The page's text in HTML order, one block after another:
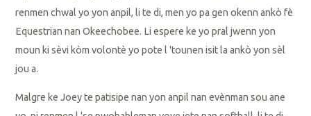
renmen chwal yo yon anpil, li te di, men yo pa gen okenn ankò fè
Equestrian nan Okeechobee. Li espere ke yo pral jwenn yon
moun ki sèvi kòm volontè yo pote l 'tounen isit la ankò yon sèl
jou a.
Malgre ke Joey te patisipe nan yon anpil nan evènman sou ane